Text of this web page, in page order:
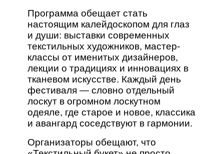
Программа обещает стать
настоящим калейдоскопом для глаз
и души: выставки современных
текстильных художников, мастер-
классы от именитых дизайнеров,
лекции о традициях и инновациях в
тканевом искусстве. Каждый день
фестиваля — словно отдельный
лоскут в огромном лоскутном
одеяле, где старое и новое, классика
и авангард соседствуют в гармонии.
Организаторы обещают, что